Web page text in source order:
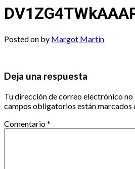
Posted on by Margot Martín
Deja una respuesta
Tu dirección de correo electrónico no
campos obligatorios están marcados
Comentario*